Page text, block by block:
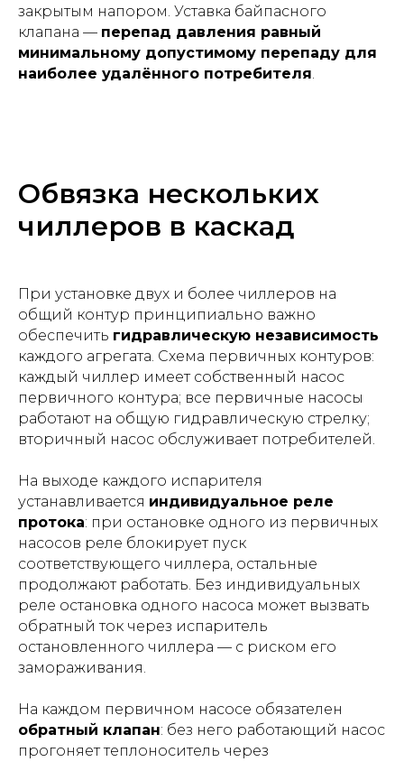
закрытым напором. Уставка байпасного
клапана — перепад давления равный
минимальному допустимому перепаду для
наиболее удалённого потребителя.
Обвязка нескольких
чиллеров в каскад
При установке двух и более чиллеров на
общий контур принципиально важно
обеспечить гидравлическую независимость
каждого агрегата. Схема первичных контуров:
каждый чиллер имеет собственный насос
первичного контура; все первичные насосы
работают на общую гидравлическую стрелку;
вторичный насос обслуживает потребителей.
На выходе каждого испарителя
устанавливается индивидуальное реле
протока: при остановке одного из первичных
насосов реле блокирует пуск
соответствующего чиллера, остальные
продолжают работать. Без индивидуальных
реле остановка одного насоса может вызвать
обратный ток через испаритель
остановленного чиллера — с риском его
замораживания.
На каждом первичном насосе обязателен
обратный клапан: без него работающий насос
прогоняет теплоноситель через